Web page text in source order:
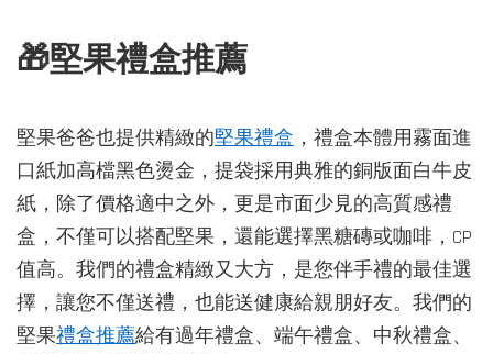
🎁堅果禮盒推薦
堅果爸爸也提供精緻的堅果禮盒 ，禮盒本體用霧面進
口紙加高檔黑色燙金，提袋採用典雅的銅版面白牛皮
紙，除了價格適中之外，更是市面少見的高質感禮
盒，不僅可以搭配堅果，還能選擇黑糖磚或咖啡，CP
值高。我們的禮盒精緻又大方，是您伴手禮的最佳選
擇，讓您不僅送禮，也能送健康給親朋好友。我們的
堅果禮盒推薦給有過年禮盒、端午禮盒、中秋禮盒、